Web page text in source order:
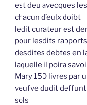
est deu avecques
chacun d’eulx doibt
ledit curateur est
pour lesdits
desdites debtes en
laquelle il poira
Mary 150 livres par
veufve dudit deffunt
sols